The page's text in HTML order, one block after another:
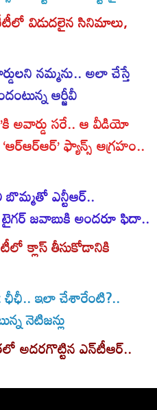
విడుదలైన సినిమాలు,
నమ్మను.. అలా చేస్తే
ఆర్జీవీ
అవార్డు సరే.. ఆ వీడియో
ఫ్యాన్స్ ఆగ్రహం..
బొమ్మతో ఎన్టీఆర్..
జవాబుకి అందరూ ఫిదా..
క్లాస్ తీసుకోడానికి
ఛీఛీ.. ఇలా చేశారేంటి?..
నెటిజన్లు
అదరగొట్టిన ఎన్‌టీఆర్..